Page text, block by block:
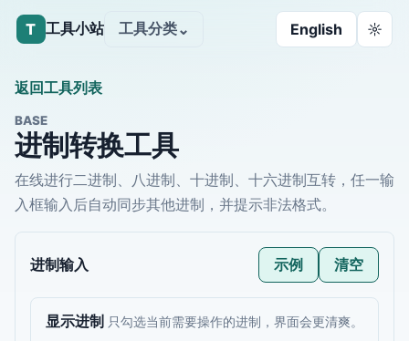
T 工具小站 工具分类⌄ English ☼
返回工具列表
BASE
进制转换工具
在线进行二进制、八进制、十进制、十六进制互转，任一输
入框输入后自动同步其他进制，并提示非法格式。
进制输入 示例 清空
显示进制 只勾选当前需要操作的进制，界面会更清爽。